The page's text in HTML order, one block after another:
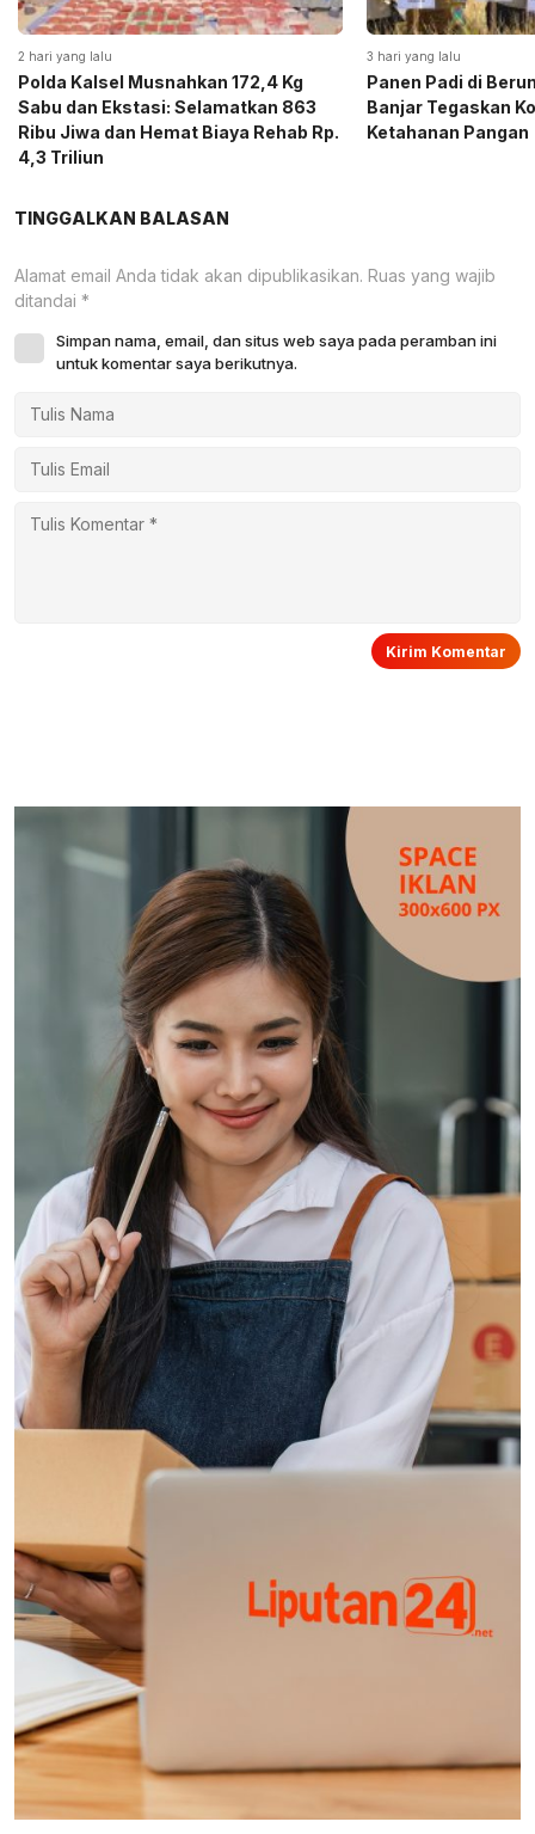
2 hari yang lalu
Polda Kalsel Musnahkan 172,4 Kg
Sabu dan Ekstasi: Selamatkan 863
Ribu Jiwa dan Hemat Biaya Rehab Rp.
4,3 Triliun
3 hari yang lalu
Panen Padi di
Banjar Tegaskan
Ketahanan Pangan
TINGGALKAN BALASAN
Alamat email Anda tidak akan dipublikasikan. Ruas yang wajib
ditandai *
Simpan nama, email, dan situs web saya pada peramban ini
untuk komentar saya berikutnya.